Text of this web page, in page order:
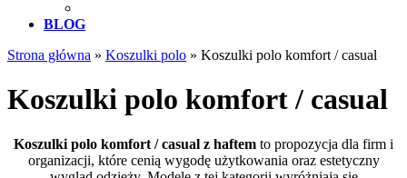
BLOG
Strona główna » Koszulki polo » Koszulki polo komfort / casual
Koszulki polo komfort / casual
Koszulki polo komfort / casual z haftem to propozycja dla firm i
organizacji, które cenią wygodę użytkowania oraz estetyczny